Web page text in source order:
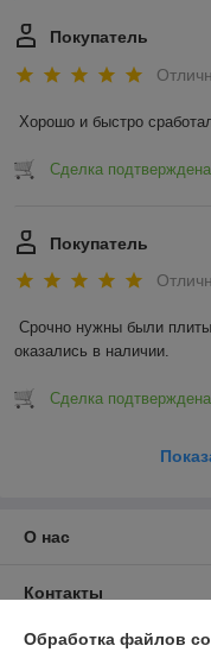
Покупатель
Хорошо и быстро
Сделка
Покупатель
Срочно нужны были плиты
оказались в наличии.
Сделка
О нас
Контакты
Доставка и оплата
Обработка файлов